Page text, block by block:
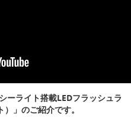
ーライト搭載LEDフラッシュラ
」のご紹介です。